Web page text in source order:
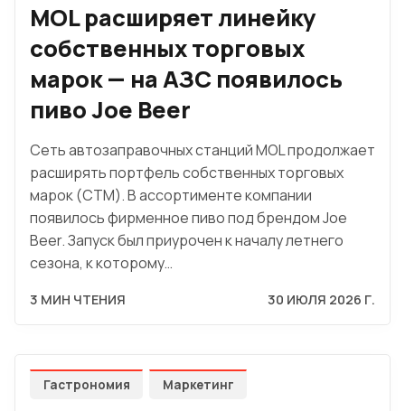
MOL расширяет линейку
собственных торговых
марок — на АЗС появилось
пиво Joe Beer
Сеть автозаправочных станций MOL продолжает
расширять портфель собственных торговых
марок (СТМ). В ассортименте компании
появилось фирменное пиво под брендом Joe
Beer. Запуск был приурочен к началу летнего
сезона, к которому…
3 МИН ЧТЕНИЯ 30 ИЮЛЯ 2026 Г.
Гастрономия Маркетинг